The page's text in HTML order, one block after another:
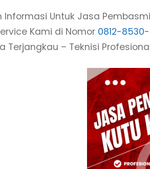
Informasi Untuk Jasa
Kami di Nomor 0812-
Terjangkau – Teknisi